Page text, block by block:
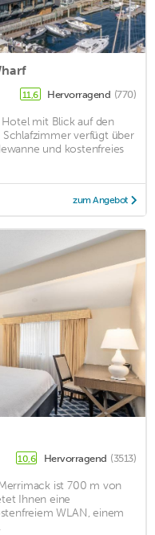
11,6 Hervorragend (770)
mit Blick auf den
verfügt über
und kostenfreies
zum Angebot
10,6 Hervorragend (3513)
ist 700 m von
Ihnen eine
WLAN, einem